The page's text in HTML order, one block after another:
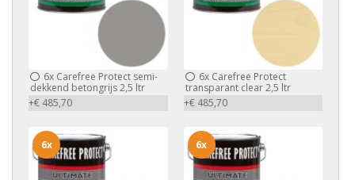
6x Carefree Protect semi-
dekkend betongrijs 2,5 ltr
+€ 485,70
6xCarefree Protect
transparant clear 2,5 ltr
+€ 485,70
6x 6x